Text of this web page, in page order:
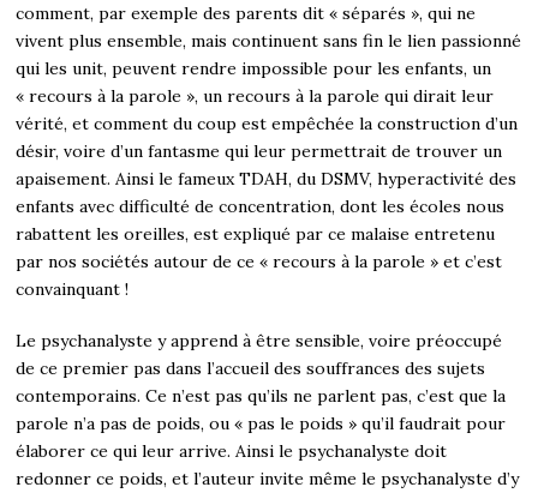
comment, par exemple des parents dit « séparés », qui ne
vivent plus ensemble, mais continuent sans fin le lien passionné
qui les unit, peuvent rendre impossible pour les enfants, un
« recours à la parole », un recours à la parole qui dirait leur
vérité, et comment du coup est empêchée la construction d’un
désir, voire d’un fantasme qui leur permettrait de trouver un
apaisement. Ainsi le fameux TDAH, du DSMV, hyperactivité des
enfants avec difficulté de concentration, dont les écoles nous
rabattent les oreilles, est expliqué par ce malaise entretenu
par nos sociétés autour de ce « recours à la parole » et c’est
convainquant !
Le psychanalyste y apprend à être sensible, voire préoccupé
de ce premier pas dans l’accueil des souffrances des sujets
contemporains. Ce n’est pas qu’ils ne parlent pas, c’est que la
parole n’a pas de poids, ou « pas le poids » qu’il faudrait pour
élaborer ce qui leur arrive. Ainsi le psychanalyste doit
redonner ce poids, et l’auteur invite même le psychanalyste d’y